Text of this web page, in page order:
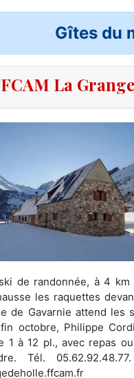
Gîtes du
La
de randonnée, à 4
les raquettes
de Gavarnie attend les
octobre, Philippe
1 à 12 pl., avec repas
Tél.